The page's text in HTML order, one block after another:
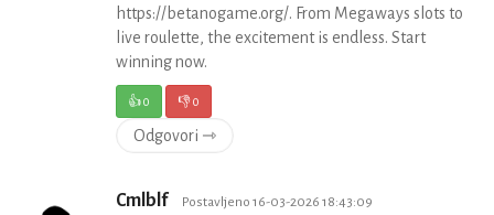
https://betanogame.org/. From Megaways slots to
live roulette, the excitement is endless. Start
winning now.
👍0 👎0
Odgovori ⇾
Cmlblf Postavljeno 16-03-2026 18:43:09